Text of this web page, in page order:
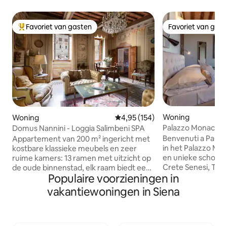
Topfavoriet van gasten
Favoriet van gasten
Woning Gemiddelde beoordeling van
4,95 (154)
Domus Nannini - Loggia Salimbeni SPA
Appartement van 200 m² ingericht met
kostbare klassieke meubels en zeer
ruime kamers: 13 ramen met uitzicht op
de oude binnenstad, elk raam biedt een
uniek uitzicht op de stad. Grote en
ruime woonkamer met uitzicht op het
begin van Banchi di Sopra, Piazza
Favoriet van
Favoriet van
Woning
Palazzo Monaci -
Senesi
Benvenuti a
in het Palazzo
en unieke
Crete Senesi, Toscane. Een
met een
voor stellen of
Populaire voorzieningen in
vakantiewoningen in Siena